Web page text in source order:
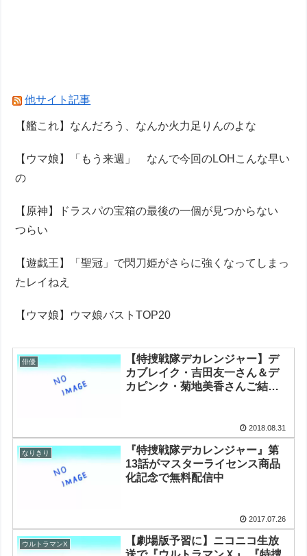
他サイト記事
【艦これ】なんだろう、なんか火力足りんのよな
【ウマ娘】「もう来週」 なんで今回のLOHこんな早い
の
【原神】ドラスパの宝箱の最後の一個が見つからない
つらい
【遊戯王】「聖冠」で閃刀姫がさらに強くなってしまっ
たレイねえ
【ウマ娘】ウマ娘バストTOP20
俳優
【特捜戦隊デカレンジャー】デ
カブレイク・吉田友一さん＆デ
カピンク・菊地美香さんご結
2018.08.31
なりきり
『特捜戦隊デカレンジャー』第
13話がマスターライセンス商品
化記念で無料配信中
2017.07.26
ウルトラマンX
【劇場版予習に】ニコニコ生放